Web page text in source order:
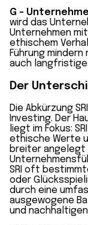
G –
wird das
Unternehmen
ethischem
Führung
auch
Der
Die Abkürzung
Investing. Der
liegt im Fokus:
ethische Werte
breiter angelegt
SRI oft
oder
durch eine
ausgewogene
und